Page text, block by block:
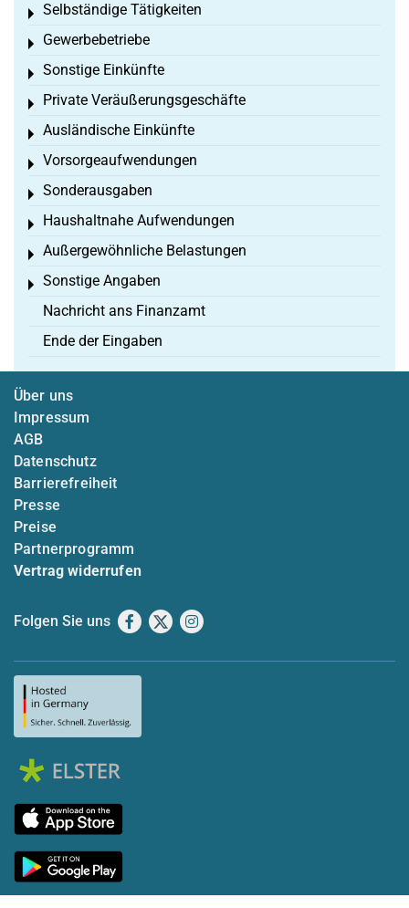
Selbständige Tätigkeiten
Toggle menu
Gewerbebetriebe
Toggle menu
Sonstige Einkünfte
Toggle menu
Private Veräußerungsgeschäfte
Toggle menu
Ausländische Einkünfte
Toggle menu
Vorsorgeaufwendungen
Toggle menu
Sonderausgaben
Toggle menu
Haushaltnahe Aufwendungen
Toggle menu
Außergewöhnliche Belastungen
Toggle menu
Sonstige Angaben
Toggle menu
Nachricht ans Finanzamt
Ende der Eingaben
Über uns
Impressum
AGB
Datenschutz
Barrierefreiheit
Presse
Preise
Partnerprogramm
Vertrag widerrufen
Folgen Sie uns Facebook
X Instagram